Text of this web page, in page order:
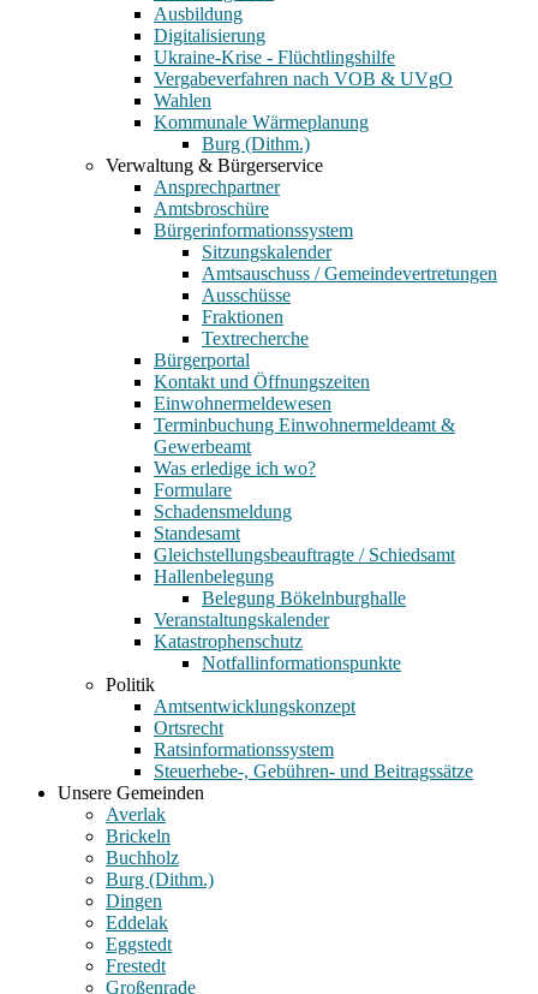
Ausbildung
Digitalisierung
Ukraine-Krise - Flüchtlingshilfe
Vergabeverfahren nach VOB & UVgO
Wahlen
Kommunale Wärmeplanung
Burg (Dithm.)
Verwaltung & Bürgerservice
Ansprechpartner
Amtsbroschüre
Bürgerinformationssystem
Sitzungskalender
Amtsauschuss / Gemeindevertretungen
Ausschüsse
Fraktionen
Textrecherche
Bürgerportal
Kontakt und Öffnungszeiten
Einwohnermeldewesen
Terminbuchung Einwohnermeldeamt &
Gewerbeamt
Was erledige ich wo?
Formulare
Schadensmeldung
Standesamt
Gleichstellungsbeauftragte / Schiedsamt
Hallenbelegung
Belegung Bökelnburghalle
Veranstaltungskalender
Katastrophenschutz
Notfallinformationspunkte
Politik
Amtsentwicklungskonzept
Ortsrecht
Ratsinformationssystem
Steuerhebe-, Gebühren- und Beitragssätze
Unsere Gemeinden
Averlak
Brickeln
Buchholz
Burg (Dithm.)
Dingen
Eddelak
Eggstedt
Frestedt
Großenrade